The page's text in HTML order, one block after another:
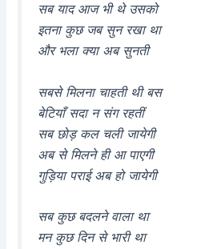
सब याद आज भी थे उसको
इतना कुछ जब सुन रखा था
और भला क्या अब सुनती
सबसे मिलना चाहती थी बस
बेटियाँ सदा न संग रहतीं
सब छोड़ कल चली जायेगी
अब से मिलने ही आ पाएगी
गुड़िया पराई अब हो जायेगी
सब कुछ बदलने वाला था
मन कुछ दिन से भारी था